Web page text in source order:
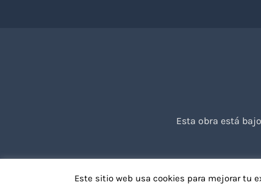
Esta obra está
Este sitio web usa cookies para mejorar tu